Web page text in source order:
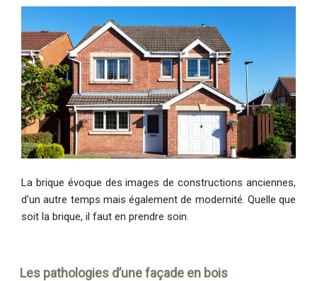
La brique évoque des images de constructions anciennes,
d'un autre temps mais également de modernité. Quelle que
soit la brique, il faut en prendre soin.
Les pathologies d’une façade en bois